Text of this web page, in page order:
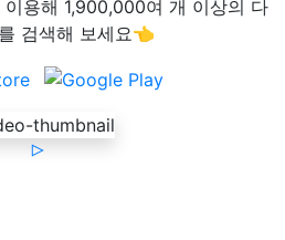
용해 1,900,000여 개 이상의 다
검색해 보세요👈